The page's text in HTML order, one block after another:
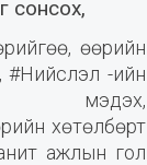
сонсох,
өөрийн
#Нийслэл -ийн
мэдэх,
хөтөлбөрт
ажлын гол